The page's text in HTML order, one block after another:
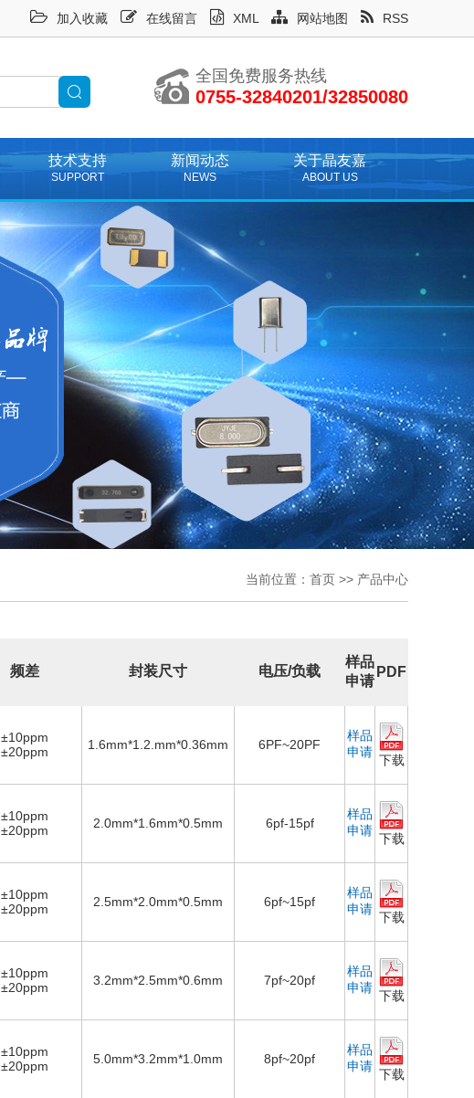
加入收藏 在线留言 XML 网站地图 RSS
全国免费服务热线
0755-32840201/32850080
技术支持
SUPPORT
新闻动态
NEWS
关于晶友嘉
ABOUT US
当前位置： 首页 >> 产品中心
频差 封装尺寸 电压/负载
样品
申请
PDF
±10ppm
±20ppm
1.6mm*1.2.mm*0.36mm 6PF~20PF
样品
申请
下载
±10ppm
±20ppm
2.0mm*1.6mm*0.5mm 6pf-15pf
样品
申请
下载
±10ppm
±20ppm
2.5mm*2.0mm*0.5mm 6pf~15pf
样品
申请
下载
±10ppm
±20ppm
3.2mm*2.5mm*0.6mm 7pf~20pf
样品
申请
下载
±10ppm
±20ppm
5.0mm*3.2mm*1.0mm 8pf~20pf
样品
申请
下载